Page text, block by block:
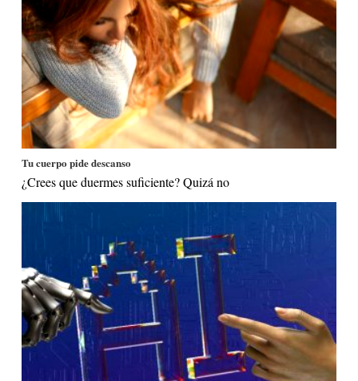
Tu cuerpo pide descanso
¿Crees que duermes suficiente? Quizá no